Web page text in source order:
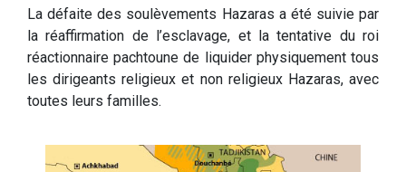
La défaite des soulèvements Hazaras a été suivie par
la réaffirmation de l’esclavage, et la tentative du roi
réactionnaire pachtoune de liquider physiquement tous
les dirigeants religieux et non religieux Hazaras, avec
toutes leurs familles.